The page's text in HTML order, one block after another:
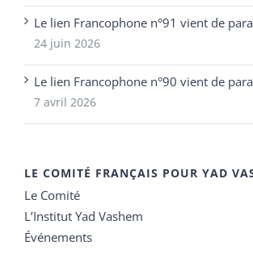
Le lien Francophone n°91 vient de
24 juin 2026
Le lien Francophone n°90 vient de
7 avril 2026
LE COMITÉ FRANÇAIS POUR YAD
Le Comité
L’Institut Yad Vashem
Événements